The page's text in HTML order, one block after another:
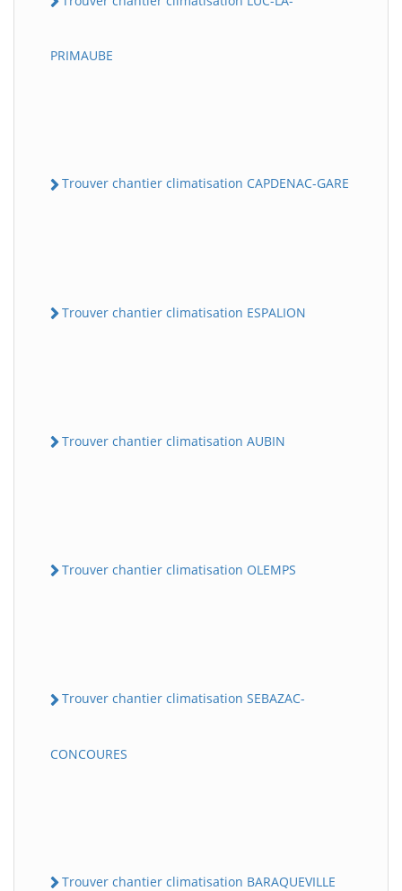
PRIMAUBE
Trouver chantier climatisation CAPDENAC-GARE
Trouver chantier climatisation ESPALION
Trouver chantier climatisation AUBIN
Trouver chantier climatisation OLEMPS
Trouver chantier climatisation SEBAZAC-
CONCOURES
Trouver chantier climatisation BARAQUEVILLE